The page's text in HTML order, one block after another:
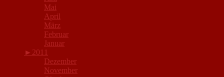
Mai
April
März
Februar
Januar
► 2011
Dezember
November